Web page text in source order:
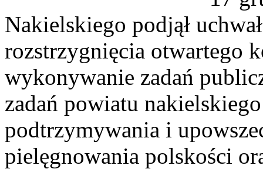
Nakielskiego podjął
rozstrzygnięcia otwartego
wykonywanie zadań
zadań powiatu
podtrzymywania i
pielęgnowania polskości